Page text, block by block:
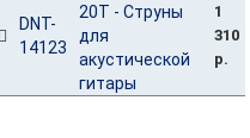
DNT-
14123
20T - Струны
для
акустической
гитары
1
310
р.